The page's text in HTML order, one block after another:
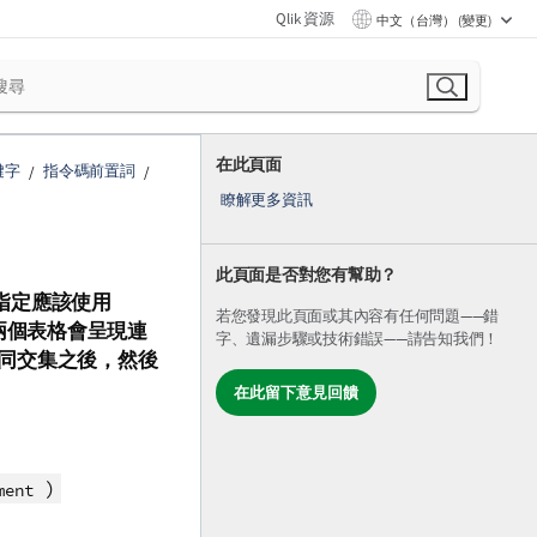
Qlik 資源 中文（台灣） (變更)
在此頁面
瞭解更多資訊
此頁面是否對您有幫助？
若您發現此頁面或其內容有任何問題——錯
字、遺漏步驟或技術錯誤——請告知我們！
在此留下意見回饋
字 指令碼前置詞
定應該使用
表格會呈現連
交集之後，然後
)